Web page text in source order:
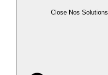
Close Nos Solutions